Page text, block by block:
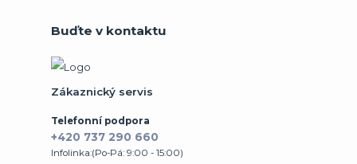
Buďte v kontaktu
Zákaznický servis
Telefonní podpora
+420 737 290 660
Infolinka:(Po-Pá: 9:00 - 15:00)